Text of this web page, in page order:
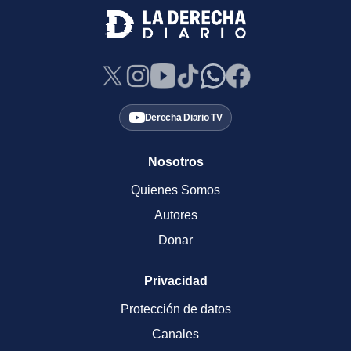
Derecha Diario TV
Nosotros
Quienes Somos
Autores
Donar
Privacidad
Protección de datos
Canales